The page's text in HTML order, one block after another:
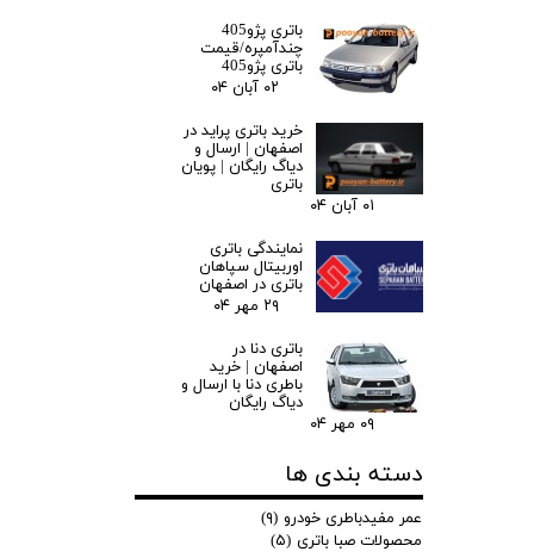
باتری پژو405
چندآمپره/قیمت
باتری پژو405
۰۲ آبان ۰۴
خرید باتری پراید در
اصفهان | ارسال و
دیاگ رایگان | پویان
باتری
۰۱ آبان ۰۴
نمایندگی باتری
اوربیتال سپاهان
باتری در اصفهان
۲۹ مهر ۰۴
باتری دنا در
اصفهان | خرید
باطری دنا با ارسال و
دیاگ رایگان
۰۹ مهر ۰۴
دسته بندی ها
عمر مفیدباطری خودرو (۹)
محصولات صبا باتری (۵)